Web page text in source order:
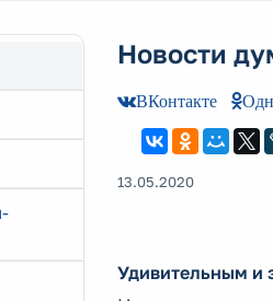
Новости
ВКонтакте
13.05.2020
Удивительным и